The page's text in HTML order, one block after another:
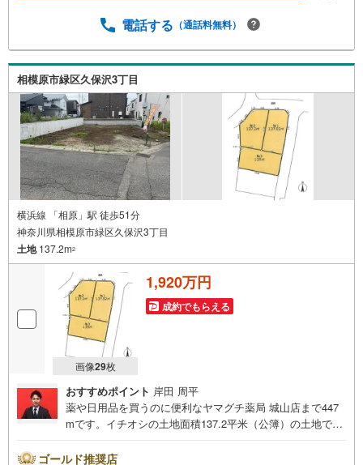
ご予約頂くとご見学がスムーズです。■その他、各種ご相談
シミュレーション■住まいの広場TOWNSからお客様へ経験
豊富なスタッフが親身になってお客様に合った物件をご紹
介させて頂きます！ /他社様掲載物件も併せてご紹介可能で
すのでお気軽にお問い合わせ下さい♪駐車場もございます
ので、お車でのお越しも大歓迎です！
電話する （通話料無料）
相模原市緑区久保沢3丁目
横浜線 「相原」駅 徒歩51分
神奈川県相模原市緑区久保沢3丁目
土地137.2m2
画像29枚
1,920万円
成約でもらえる
おすすめポイント 岸田 周平
薬や日用品を買うのに便利なヤマグチ薬局 城山店まで447
mです。イチオシの土地面積137.2平米（公簿）の土地で
り、快適な生活が期待できるのではないでしょうか。3000
ゴールド推奨店